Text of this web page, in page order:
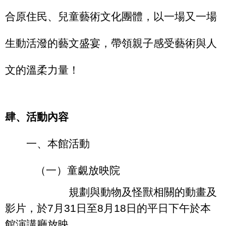
合原住民、兒童藝術文化團體，以一場又一場
生動活潑的藝文盛宴，帶領親子感受藝術與人
文的溫柔力量！
肆、活動內容
一、本館活動
（一）童覷放映院
規劃與動物及怪獸相關的動畫及
影片，於7 月 31 日至8 月 18 日的平日下午於本